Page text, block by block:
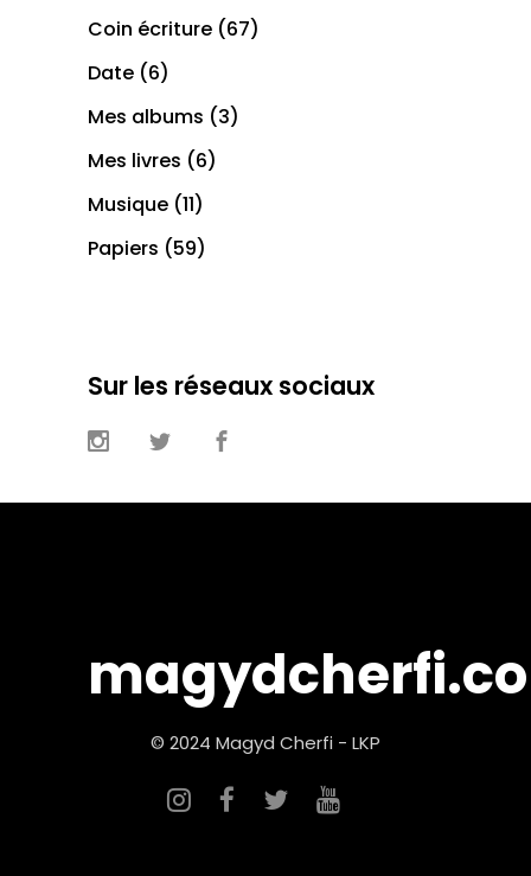
Coin écriture (67)
Date (6)
Mes albums (3)
Mes livres (6)
Musique (11)
Papiers (59)
Sur les réseaux sociaux
© 2024 Magyd Cherfi - LKP